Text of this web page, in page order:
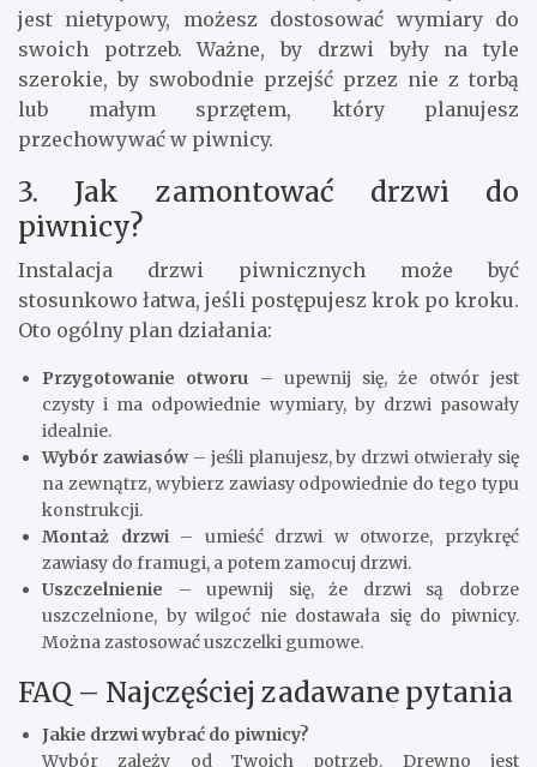
jest nietypowy, możesz dostosować wymiary do
swoich potrzeb. Ważne, by drzwi były na tyle
szerokie, by swobodnie przejść przez nie z torbą
lub małym sprzętem, który planujesz
przechowywać w piwnicy.
3. Jak zamontować drzwi do
piwnicy?
Instalacja drzwi piwnicznych może być
stosunkowo łatwa, jeśli postępujesz krok po kroku.
Oto ogólny plan działania:
Przygotowanie otworu – upewnij się, że otwór jest
czysty i ma odpowiednie wymiary, by drzwi pasowały
idealnie.
Wybór zawiasów– jeśli planujesz, by drzwi otwierały się
na zewnątrz, wybierz zawiasy odpowiednie do tego typu
konstrukcji.
Montaż drzwi– umieść drzwi w otworze, przykręć
zawiasy do framugi, a potem zamocuj drzwi.
Uszczelnienie – upewnij się, że drzwi są dobrze
uszczelnione, by wilgoć nie dostawała się do piwnicy.
Można zastosować uszczelki gumowe.
FAQ – Najczęściej zadawane pytania
Jakie drzwi wybrać do piwnicy?
Wybór zależy od Twoich potrzeb. Drewno jest